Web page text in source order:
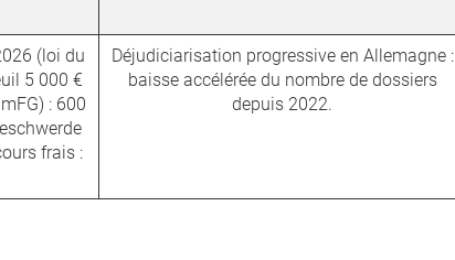
(loi du
5 000 €
: 600
frais :
Déjudiciarisation progressive en Allemagne :
baisse accélérée du nombre de dossiers
depuis 2022.